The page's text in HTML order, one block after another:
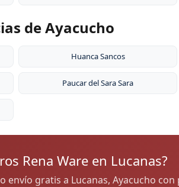
de Ayacucho
Huanca Sancos
Paucar del Sara Sara
Rena Ware en Lucanas?
envío gratis a Lucanas, Ayacucho